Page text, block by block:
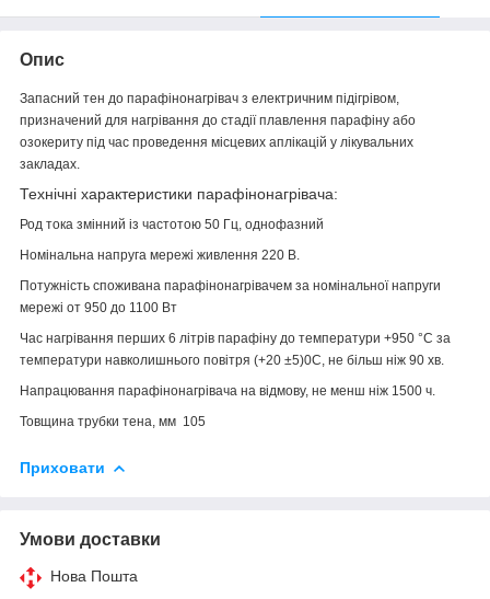
Опис
Запасний тен до парафінонагрівач з електричним підігрівом,
призначений для нагрівання до стадії плавлення парафіну або
озокериту під час проведення місцевих аплікацій у лікувальних
закладах.
Технічні характеристики парафінонагрівача:
Род тока змінний із частотою 50 Гц, однофазний
Номінальна напруга мережі живлення 220 В.
Потужність споживана парафінонагрівачем за номінальної напруги
мережі от 950 до 1100 Вт
Час нагрівання перших 6 літрів парафіну до температури +950 °C за
температури навколишнього повітря (+20 ±5)0С, не більш ніж 90 хв.
Напрацювання парафінонагрівача на відмову, не менш ніж 1500 ч.
Товщина трубки тена, мм 105
Приховати
Умови доставки
Нова Пошта